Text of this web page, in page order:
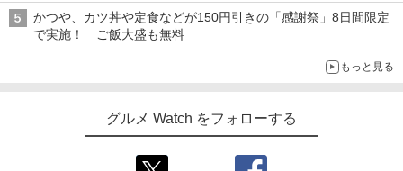
かつや、カツ丼や定食などが150円引きの「感謝祭」8日間限定
で実施！ ご飯大盛も無料
もっと見る
グルメ Watch をフォローする